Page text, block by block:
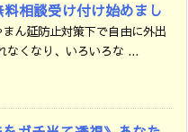
相談受け付け始めまし
ん延防止対策下で自由に外出
なくなり、いろいろな ...